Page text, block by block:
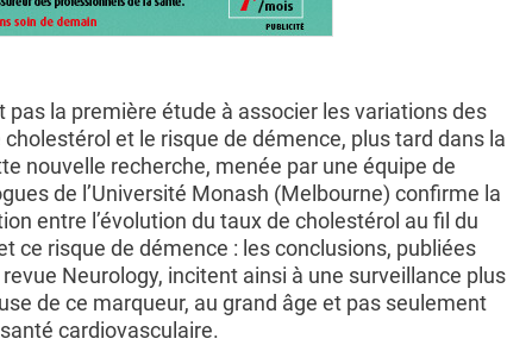
pas la première étude à associer les variations des
cholestérol et le risque de démence, plus tard dans la
nouvelle recherche, menée par une équipe de
de l’Université Monash (Melbourne) confirme la
entre l’évolution du taux de cholestérol au fil du
ce risque de démence : les conclusions, publiées
Neurology, incitent ainsi à une surveillance plus
de ce marqueur, au grand âge et pas seulement
cardiovasculaire.